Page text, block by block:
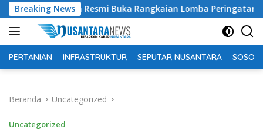
Langsung
ke
konten
Breaking News
Resmi Buka Rangkaian Lomba Peringatan HUT RI ke-81
PERTANIAN INFRASTRUKTUR SEPUTAR NUSANTARA SOSOK
Beranda Uncategorized
Uncategorized